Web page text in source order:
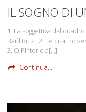
IL SOGNO DI
1. La soggettiva del
Raúl Ruiz 2. Le quattro
3. O Pintor e a[…]
Continua...